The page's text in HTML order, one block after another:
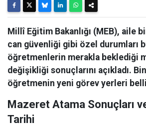
Millî Eğitim Bakanlığı (MEB), aile
can güvenliği gibi özel durumları
öğretmenlerin merakla beklediği
değişikliği sonuçlarını açıkladı.
öğretmenin yeni görev yerleri
Mazeret Atama Sonuçları
Tarihi